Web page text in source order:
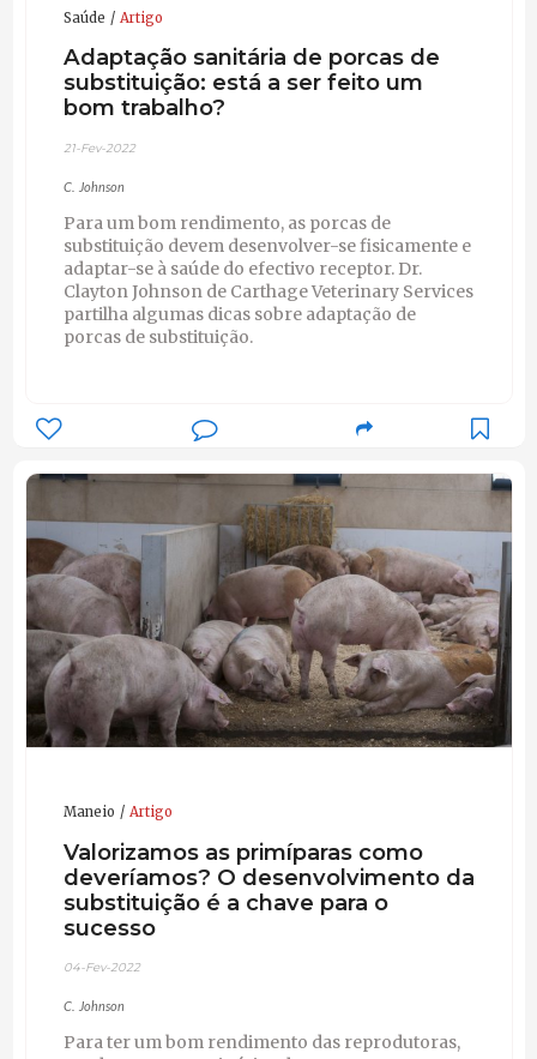
Saúde Artigo
Adaptação sanitária de porcas de
substituição: está a ser feito um
bom trabalho?
21-Fev-2022
C. Johnson
Para um bom rendimento, as porcas de
substituição devem desenvolver-se fisicamente e
adaptar-se à saúde do efectivo receptor. Dr.
Clayton Johnson de Carthage Veterinary Services
partilha algumas dicas sobre adaptação de
porcas de substituição.
Maneio Artigo
Valorizamos as primíparas como
deveríamos? O desenvolvimento da
substituição é a chave para o
sucesso
04-Fev-2022
C. Johnson
Para ter um bom rendimento das reprodutoras,